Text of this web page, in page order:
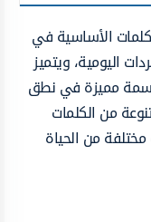
الأساسية في
اليومية،ويتميز
سمةمميزةفي نطق
من الكلمات
مختلفةمن الحياة